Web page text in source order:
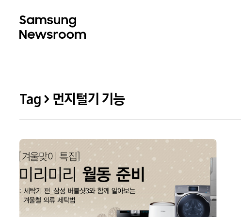
Tag > 먼지털기 기능